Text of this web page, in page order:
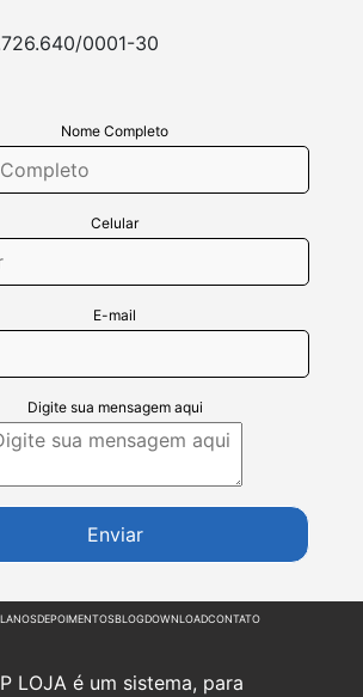
0001-30
Nome Completo
Celular
E-mail
Digite sua mensagem aqui
Enviar
DEPOIMENTOSBLOGDOWNLOADCONTATO
LOJA é um sistema, para